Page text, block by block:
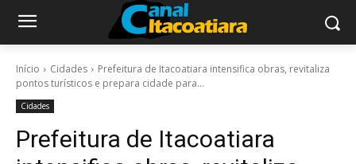
Início Cidades
Prefeitura de Itacoatiara intensifica obras, revitaliza
pontos turísticos e prepara cidade para...
Cidades
Prefeitura de Itacoatiara